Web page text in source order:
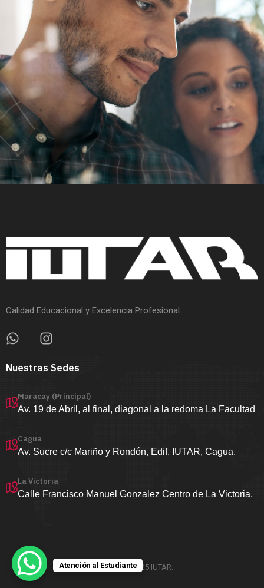
Calidad Educacional y Excelencia Profesional.
Nuestras Sedes
Maracay (Principal)
Av. 19 de Abril, al final, diagonal a la redoma La Facultad
Cagua
Av. Sucre c/c Mariño y Rondón, Edif. IUTAR, Cagua.
La Victoria
Calle Francisco Manuel Gonzalez Centro de La Victoria.
Copyright ©2025 IUTAR.
Atención al Estudiante